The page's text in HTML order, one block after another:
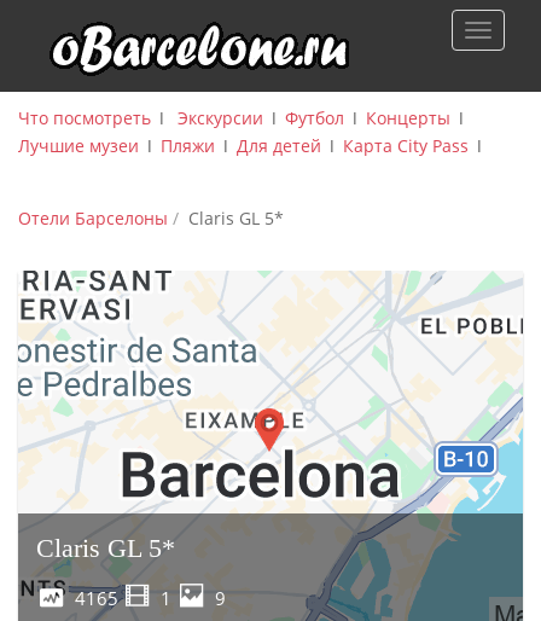
p
Что посмотреть ǀ Экскурсии ǀ Футбол ǀ Концерты ǀ
Лучшие музеи ǀ Пляжи ǀ Для детей ǀ Карта City Pass ǀ
Отели Барселоны Claris GL 5*
Claris GL 5*
4165 1 9